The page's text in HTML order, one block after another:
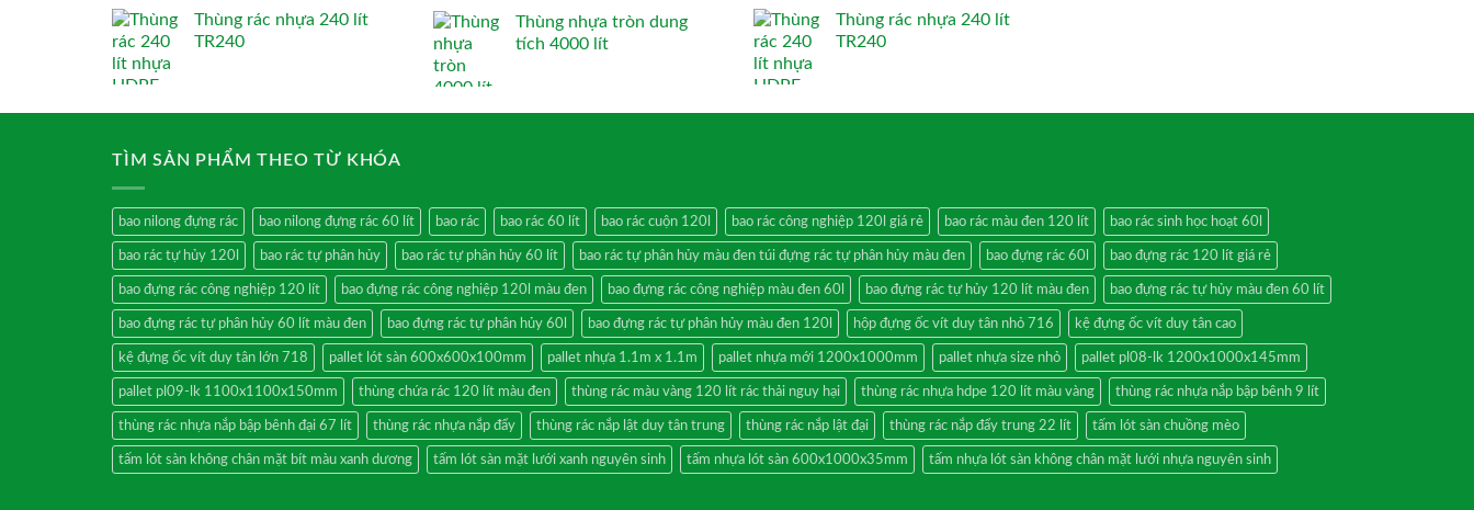
Thùng rác nhựa 240 lít
TR240
Thùng nhựa tròn dung
tích 4000 lít
Thùng rác nhựa 240 lít
TR240
TÌM SẢN PHẨM THEO TỪ KHÓA
bao nilong đựng rác bao nilong đựng rác 60 lít bao rác bao rác 60 lít bao rác cuộn 120l bao rác công nghiệp 120l giá rẻ bao rác màu đen 120 lít bao rác sinh học hoạt 60l
bao rác tự hủy 120l bao rác tự phân hủy bao rác tự phân hủy 60 lít bao rác tự phân hủy màu đen túi đựng rác tự phân hủy màu đen bao đựng rác 60l bao đựng rác 120 lít giá rẻ
bao đựng rác công nghiệp 120 lít bao đựng rác công nghiệp 120l màu đen bao đựng rác công nghiệp màu đen 60l bao đựng rác tự hủy 120 lít màu đen bao đựng rác tự hủy màu đen 60 lít
bao đựng rác tự phân hủy 60 lít màu đen bao đựng rác tự phân hủy 60l bao đựng rác tự phân hủy màu đen 120l hộp đựng ốc vít duy tân nhỏ 716 kệ đựng ốc vít duy tân cao
kệ đựng ốc vít duy tân lớn 718 pallet lót sàn 600x600x100mm pallet nhựa 1.1m x 1.1m pallet nhựa mới 1200x1000mm pallet nhựa size nhỏ pallet pl08-lk 1200x1000x145mm
pallet pl09-lk 1100x1100x150mm thùng chứa rác 120 lít màu đen thùng rác màu vàng 120 lít rác thải nguy hại thùng rác nhựa hdpe 120 lít màu vàng thùng rác nhựa nắp bập bênh 9 lít
thùng rác nhựa nắp bập bênh đại 67 lít thùng rác nhựa nắp đẩy thùng rác nắp lật duy tân trung thùng rác nắp lật đại thùng rác nắp đẩy trung 22 lít tấm lót sàn chuồng mèo
tấm lót sàn không chân mặt bít màu xanh dương tấm lót sàn mặt lưới xanh nguyên sinh tấm nhựa lót sàn 600x1000x35mm tấm nhựa lót sàn không chân mặt lưới nhựa nguyên sinh